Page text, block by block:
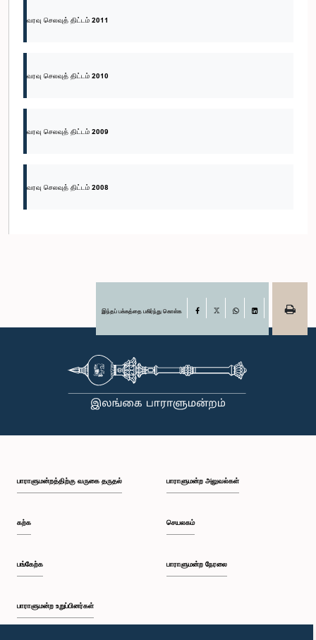
வரவு செலவுத் திட்டம் 2011
வரவு செலவுத் திட்டம் 2010
வரவு செலவுத் திட்டம் 2009
வரவு செலவுத் திட்டம் 2008
இந்தப் பக்கத்தை பகிர்ந்து கொள்க Facebook
பாராளுமன்றத்திற்கு வருகை தருதல்
கற்க
பங்கேற்க
பாராளுமன்ற உறுப்பினர்கள்
பாராளுமன்ற அலுவல்கள்
செயலகம்
பாராளுமன்ற நேரலை